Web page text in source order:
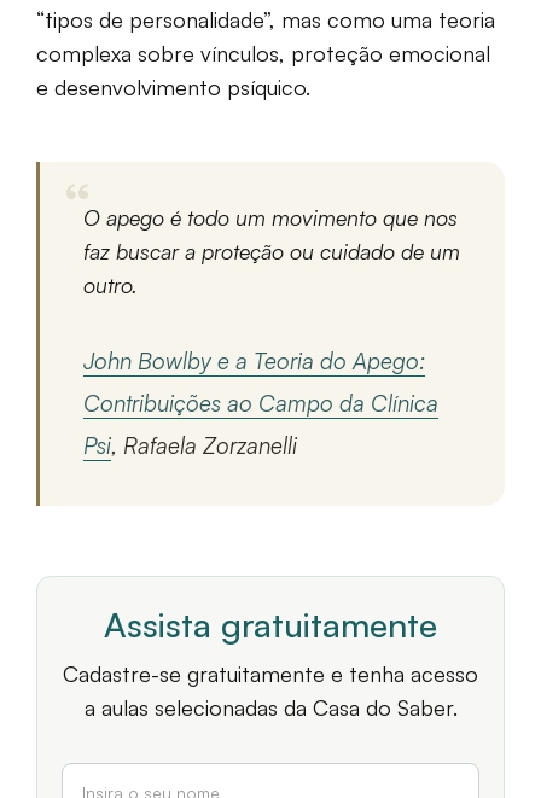
“tipos de personalidade”, mas como uma teoria
complexa sobre vínculos, proteção emocional
e desenvolvimento psíquico.
O apego é todo um movimento que nos
faz buscar a proteção ou cuidado de um
outro.
John Bowlby e a Teoria do Apego:
Contribuições ao Campo da Clínica
Psi, Rafaela Zorzanelli
Assista gratuitamente
Cadastre-se gratuitamente e tenha acesso
a aulas selecionadas da Casa do Saber.